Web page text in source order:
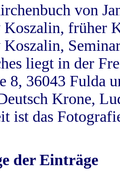
von
Koszalin, früher
Koszalin,
liegt in der
8, 36043 Fulda
Krone,
ist das
der Einträge